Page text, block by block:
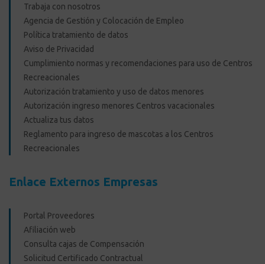
Trabaja con nosotros
Agencia de Gestión y Colocación de Empleo
Política tratamiento de datos
Aviso de Privacidad
Cumplimiento normas y recomendaciones para uso de Centros
Recreacionales
Autorización tratamiento y uso de datos menores
Autorización ingreso menores Centros vacacionales
Actualiza tus datos
Reglamento para ingreso de mascotas a los Centros
Recreacionales
Enlace Externos Empresas
Portal Proveedores
Afiliación web
Consulta cajas de Compensación
Solicitud Certificado Contractual